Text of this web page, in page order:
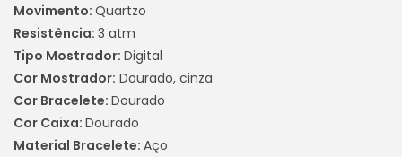
Movimento: Quartzo
Resistência: 3 atm
Tipo Mostrador: Digital
Cor Mostrador: Dourado, cinza
Cor Bracelete: Dourado
Cor Caixa: Dourado
Material Bracelete: Aço